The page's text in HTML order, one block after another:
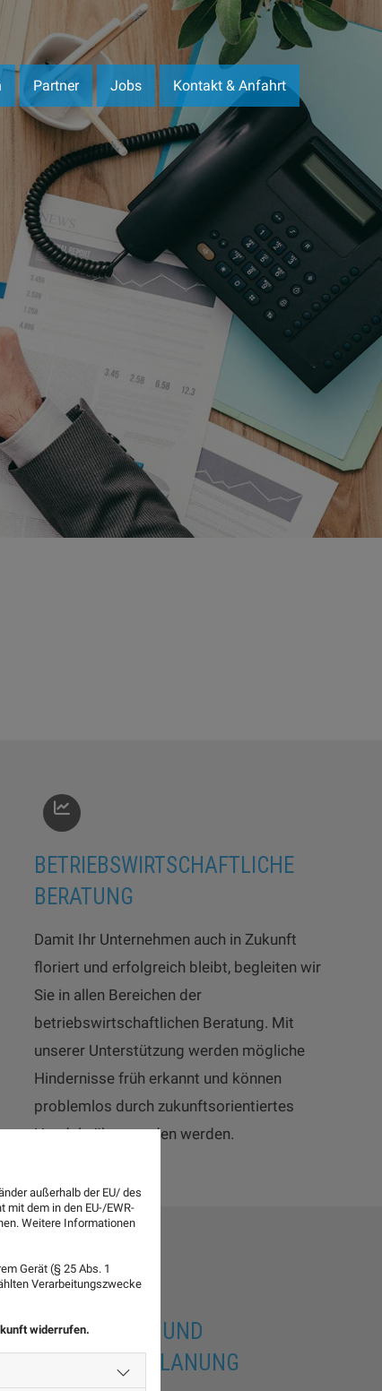
Partner Jobs Kontakt & Anfahrt
BETRIEBSWIRTSCHAFTLICHE
BERATUNG
Damit Ihr Unternehmen auch in Zukunft
floriert und erfolgreich bleibt, begleiten wir
Sie in allen Bereichen der
betriebswirtschaftlichen Beratung. Mit
unserer Unterstützung werden mögliche
Hindernisse früh erkannt und können
problemlos durch zukunftsorientiertes
Handeln überwunden werden.
VERMÖGENS- UND
LIQUIDITÄTSPLANUNG
außerhalb der EU/ des
mit dem in den EU-/EWR-
Weitere Informationen
Gerät (§ 25 Abs. 1
Verarbeitungszwecke
widerrufen.